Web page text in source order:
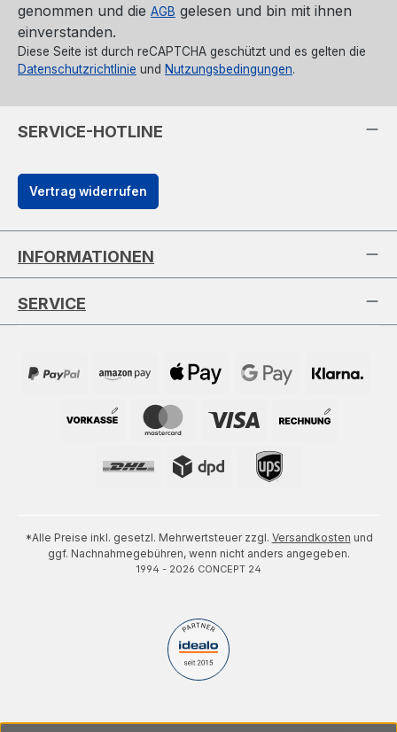
genommen und die AGB gelesen und bin mit ihnen
einverstanden.
Diese Seite ist durch reCAPTCHA geschützt und es gelten die
Datenschutzrichtlinie und Nutzungsbedingungen.
SERVICE-HOTLINE
Vertrag widerrufen
INFORMATIONEN
SERVICE
*Alle Preise inkl. gesetzl. Mehrwertsteuer zzgl. Versandkosten und
ggf. Nachnahmegebühren, wenn nicht anders angegeben.
1994 - 2026 CONCEPT 24